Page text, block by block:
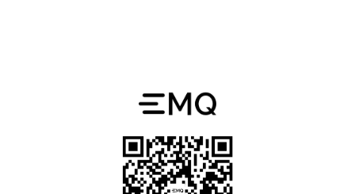
onMessageAcked, request: clientinfo {
  node: "emqx@127.0.0.1"
  clientid: "paho-84121774890800"
  username: "admin"
  peerhost: "10.20.30.125"
  sockport: 1883